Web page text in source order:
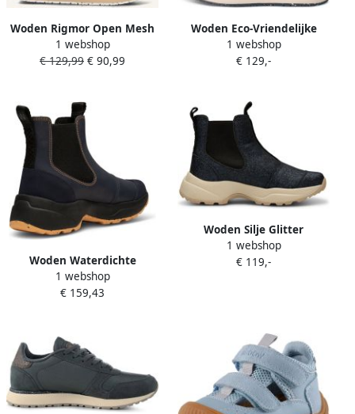
Woden Rigmor Open Mesh
Sneakers Dames Blauw
1 webshop
€ 129,99 € 90,99
Woden Eco-Vriendelijke
Sportsneaker Ronja Runner
Beige Dames
1 webshop
€ 129,-
Woden Waterdichte
Instaplaars Donkerblauw
Oranje Blue Dames
1 webshop
€ 159,43
Woden Silje Glitter
Instappers Blue Dames
1 webshop
€ 119,-